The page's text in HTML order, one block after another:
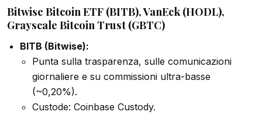
Bitwise Bitcoin ETF (BITB), VanEck (HODL),
Grayscale Bitcoin Trust (GBTC)
BITB (Bitwise):
Punta sulla trasparenza, sulle comunicazioni
giornaliere e su commissioni ultra-basse
(~0,20%).
Custode: Coinbase Custody.